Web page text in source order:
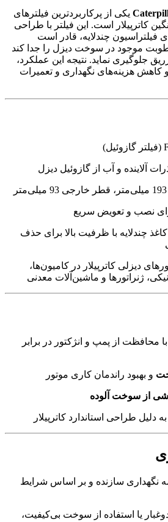
یکی از پرکاربردترین فیلترهای
کاترپیلار است. این فیلتر با طراحی
فیلتراسیون چندلایه، قادر است
موجود در سوخت دیزل را جدا کند
جلوگیری نماید. نتیجه این عملکرد،
هزینه‌های نگهداری و تعمیرات
آلاینده و آب از گازوئیل دیزل
کاغذ چندلایه با ظرفیت بالا برای حذف
دیزلی کاترپیلار در کامیون‌ها،
ژنراتورها و ماشین‌آلات معدنی
با محافظت از پمپ و انژکتور در برابر
و بهبود راندمان کاری موتور
از سوخت آلوده
به دلیل طراحی استاندارد کاترپیلار
نگهداری سازنده و بر اساس شرایط
یا استفاده از سوخت بی‌کیفیت،